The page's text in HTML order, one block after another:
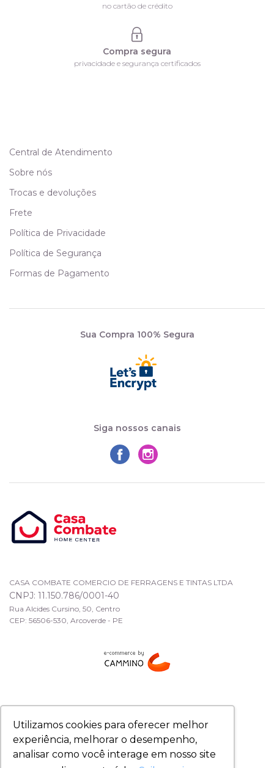
Utilizamos cookies para oferecer melhor
experiência, melhorar o desempenho,
analisar como você interage em nosso site
no cartão de crédito
Compra segura
privacidade e segurança certificados
CASA COMBATE COMERCIO DE FERRAGENS E TINTAS LTDA
CNPJ: 11.150.786/0001-40
Rua Alcides Cursino, 50, Centro
CEP: 56506-530, Arcoverde - PE
Central de Atendimento
Sobre nós
Trocas e devoluções
Frete
Política de Privacidade
Política de Segurança
Formas de Pagamento
Sua Compra 100% Segura
Siga nossos canais